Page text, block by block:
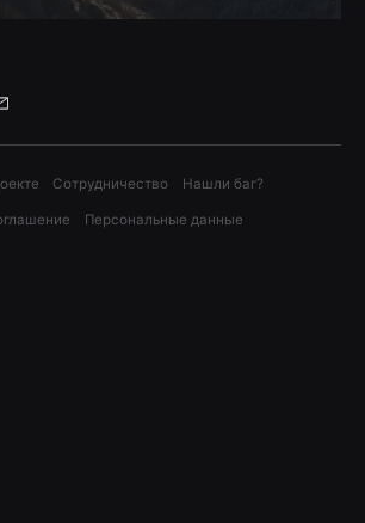
Сотрудничество Нашли баг?
Персональные данные